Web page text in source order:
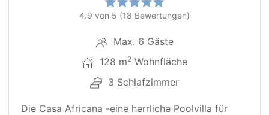
4.9 von 5 (18 Bewertungen)
Max. 6 Gäste
128 m2 Wohnfläche
3 Schlafzimmer
Die Casa Africana -eine herrliche Poolvilla für